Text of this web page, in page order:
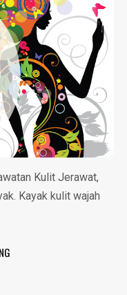
Kulit Jerawat,
Kayak kulit wajah